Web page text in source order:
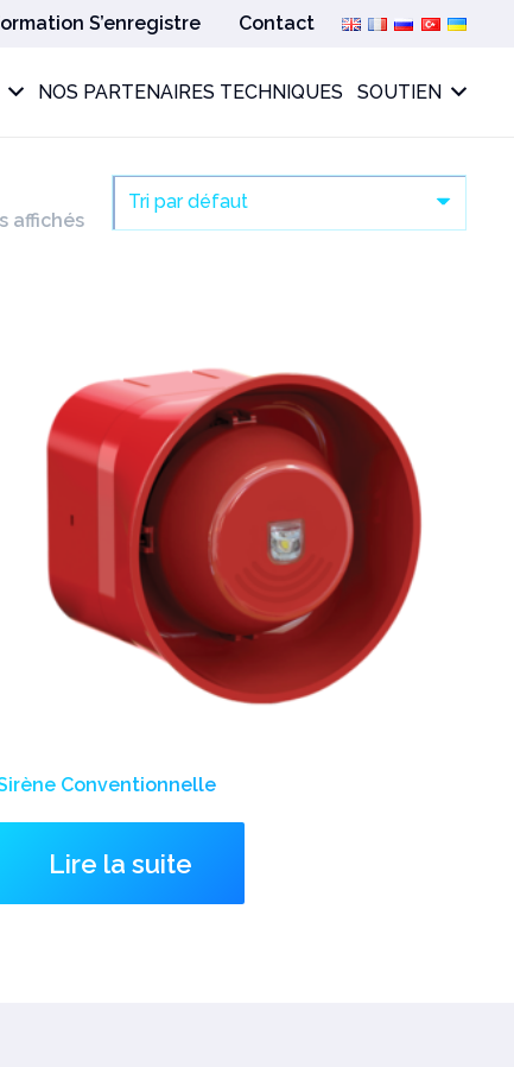
S’enregistre Contact
NOS PARTENAIRES TECHNIQUES SOUTIEN
affichés
Conventionnelle
Lire la suite